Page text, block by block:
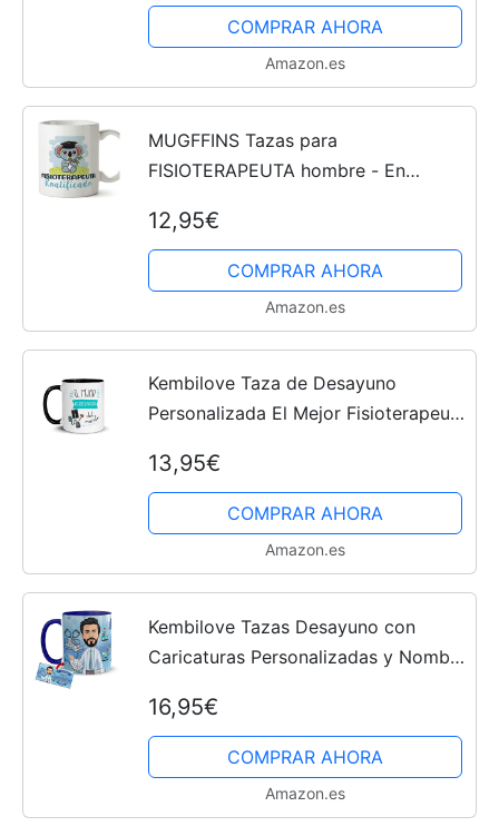
original y divertido
COMPRAR AHORA
Amazon.es
MUGFFINS Tazas para
FISIOTERAPEUTA hombre - En
oz / 330 ml - Regalo original y
divertido
12,95€
COMPRAR AHORA
Amazon.es
Kembilove Taza de Desayuno
Personalizada El Mejor Fisioterapeuta
Regalar – Regalos Personalizados –
Regalos Originales para...
13,95€
COMPRAR AHORA
Amazon.es
Kembilove Tazas Desayuno con
Caricaturas Personalizadas y Nombre
bebe el Mejor Fisioterapeuta del
Mundo – Regalos...
16,95€
COMPRAR AHORA
Amazon.es